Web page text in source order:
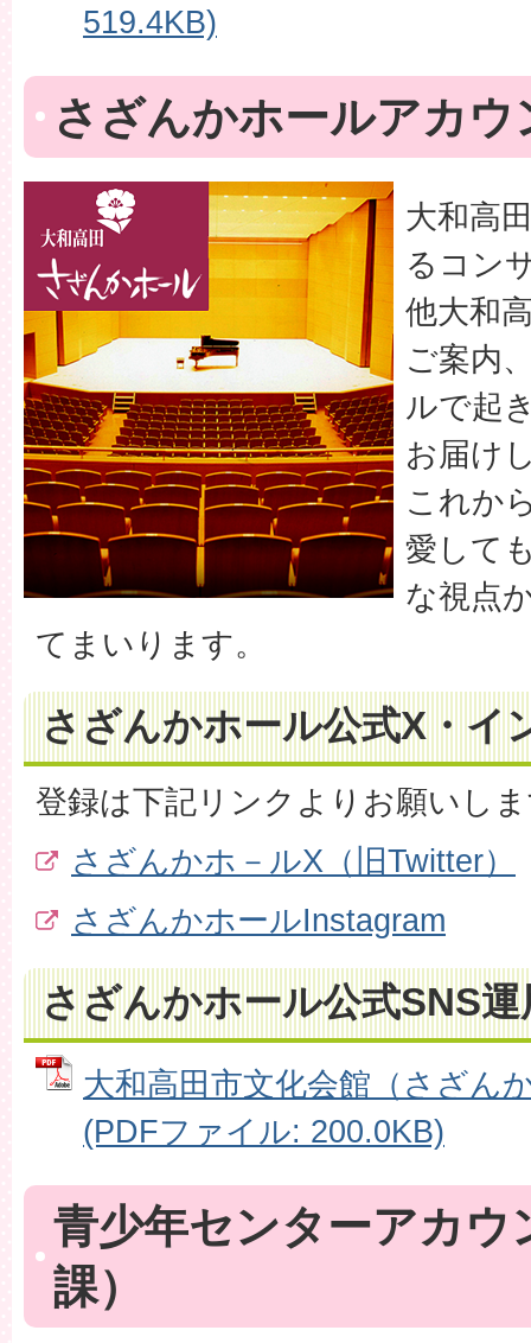
519.4KB)
さざんかホールアカウ
大和高
るコン
他大和
ご案内
ルで起
お届け
これか
愛して
な視点
てまいります。
さざんかホール公式X・イ
登録は下記リンクよりお願いし
さざんかホ－ルX（旧Twitter）
さざんかホールInstagram
さざんかホール公式SNS運
大和高田市文化会館（さざん
(PDFファイル: 200.0KB)
青少年センターアカウ
課）